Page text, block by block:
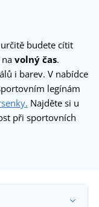
budete cítit
na volný čas.
i barev. V nabídce
legínám
Najděte si u
při sportovních